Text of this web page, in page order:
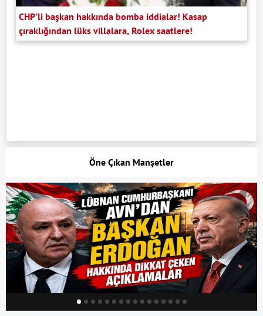
CHP’li başkan hakkında bomba iddialar! Kasap
çıraklığından lüks villalara, Rolex saatlere!
Öne Çıkan Manşetler